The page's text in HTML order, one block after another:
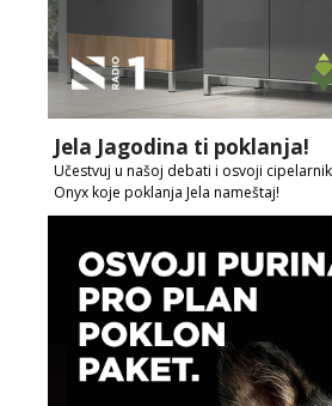
Jela Jagodina ti poklanja!
Učestvuj u našoj debati i osvoji
Onyx koje poklanja Jela nameštaj!